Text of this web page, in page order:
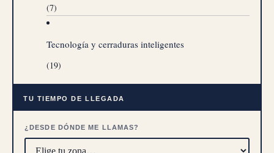
(7)
Tecnología y cerraduras inteligentes
(19)
TU TIEMPO DE LLEGADA
¿DESDE DÓNDE ME LLAMAS?